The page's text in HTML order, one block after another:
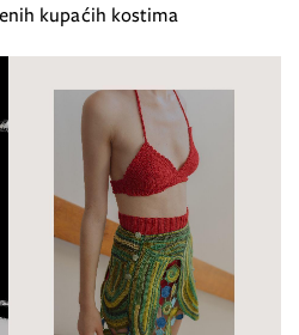
kupaćih kostima